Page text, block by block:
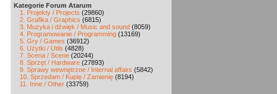
Kategorie Forum Atarum
1. Projekty / Projects (29860)
2. Grafika / Graphics (6815)
3. Muzyka i dźwięk / Music and sound (8059)
4. Programowanie / Programming (13169)
5. Gry / Games (36912)
6. Użytki / Utils (4828)
7. Scena / Scene (20244)
8. Sprzęt / Hardware (27893)
9. Sprawy wewnętrzne / Internal affairs (5842)
10. Sprzedam / Kupię / Zamienię (8194)
11. Inne / Other (33759)